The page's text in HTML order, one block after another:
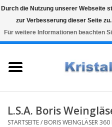
Snelle levering
Karaffen
L.S.A. Boris
STARTSEITE/ BORIS WEINGLÄSER 360
Durch die Nutzung unserer Webseite
zur Verbesserung dieser Seite zu.
Für weitere Informationen beachten